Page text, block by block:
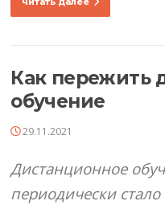
Как пережить
обучение
29.11.2021
Дистанционное
периодически